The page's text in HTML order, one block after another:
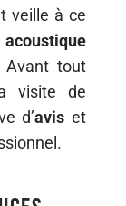
veille à ce
Avant tout
visite de
d’avis et